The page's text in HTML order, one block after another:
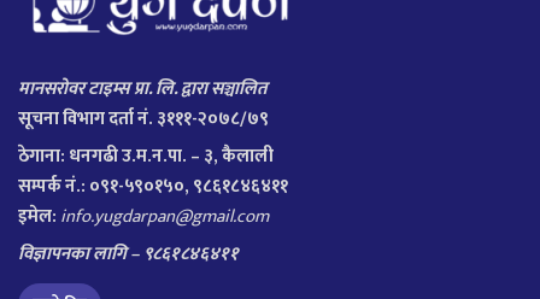
मानसरोवर टाइम्स प्रा. लि. द्वारा सञ्चालित
सूचना विभाग दर्ता नं. ३१११-२०७८/७९
ठेगाना: धनगढी उ.म.न.पा. – ३, कैलाली
सम्पर्क नं.: ०९१-५९०१५०, ९८६१८४६४११
इमेल: info.yugdarpan@gmail.com
विज्ञापनका लागि – ९८६१८४६४११